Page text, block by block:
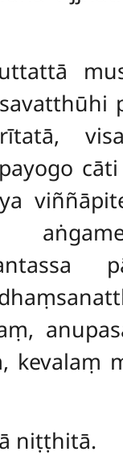
kevalaṃ
niṭṭhitā.